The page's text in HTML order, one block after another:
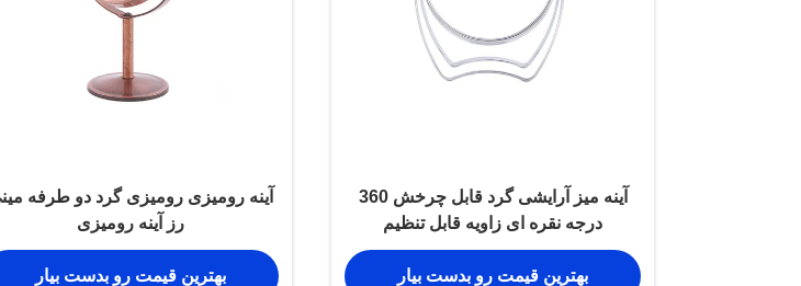
آینه میز آرایشی گرد قابل چرخش 360
درجه نقره ای زاویه قابل تنظیم
بهترین قیمت رو بدست بیار
آینه رومیزی رومیزی گرد دو طرفه
رز آینه رومیزی
بهترین قیمت رو بدست بیار